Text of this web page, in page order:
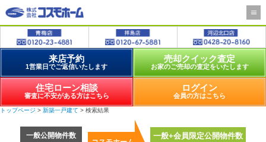
来店予約
1営業日でご返信いたします
売却クイック査定
お家のご売却の査定をいたします
住宅ローン相談
審査に不安がある方はこちら
ログイン
会員の方はこちら
トップページ > 新築一戸建て > 検索結果
一般公開物件数 一般+会員限定公開物件数